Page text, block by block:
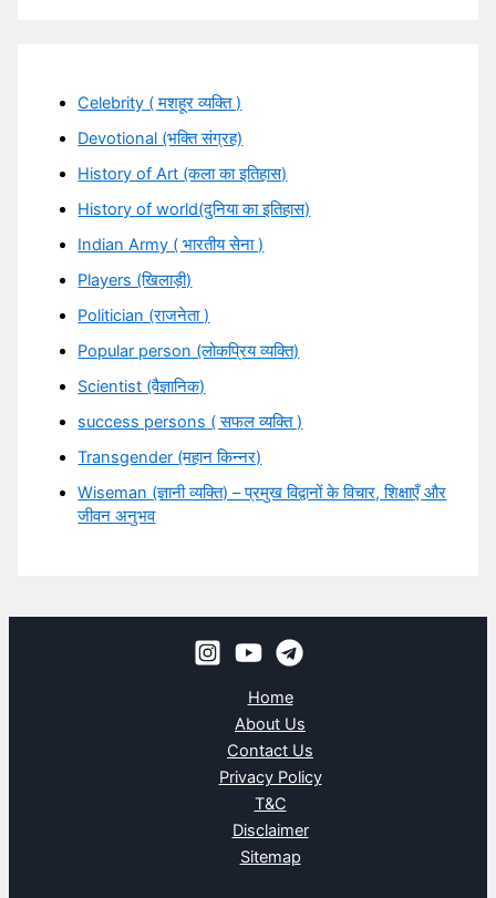
Celebrity ( मशहूर व्यक्ति )
Devotional (भक्ति संग्रह)
History of Art (कला का इतिहास)
History of world(दुनिया का इतिहास)
Indian Army ( भारतीय सेना )
Players (खिलाड़ी)
Politician (राजनेता )
Popular person (लोकप्रिय व्यक्ति)
Scientist (वैज्ञानिक)
success persons ( सफल व्यक्ति )
Transgender (महान किन्नर)
Wiseman (ज्ञानी व्यक्ति) – प्रमुख विद्वानों के विचार, शिक्षाएँ और
जीवन अनुभव
Home
About Us
Contact Us
Privacy Policy
T&C
Disclaimer
Sitemap